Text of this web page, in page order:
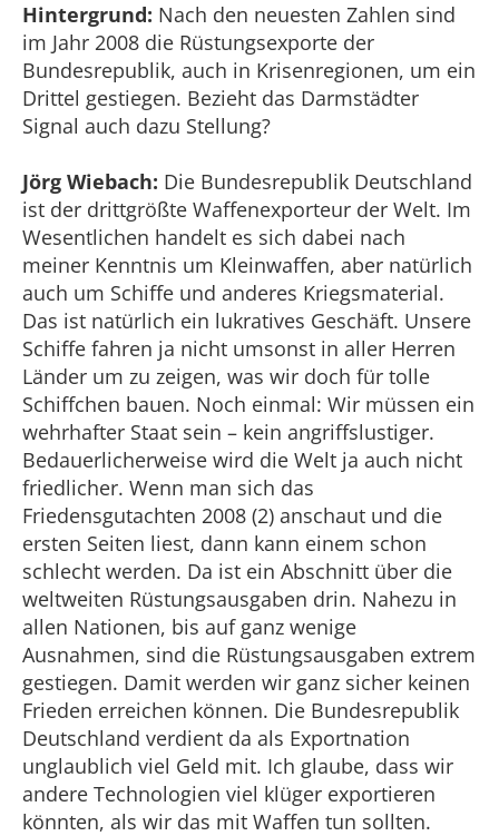
Hintergrund: Nach den neuesten Zahlen sind
im Jahr 2008 die Rüstungsexporte der
Bundesrepublik, auch in Krisenregionen, um ein
Drittel gestiegen. Bezieht das Darmstädter
Signal auch dazu Stellung?
Jörg Wiebach: Die Bundesrepublik Deutschland
ist der drittgrößte Waffenexporteur der Welt. Im
Wesentlichen handelt es sich dabei nach
meiner Kenntnis um Kleinwaffen, aber natürlich
auch um Schiffe und anderes Kriegsmaterial.
Das ist natürlich ein lukratives Geschäft. Unsere
Schiffe fahren ja nicht umsonst in aller Herren
Länder um zu zeigen, was wir doch für tolle
Schiffchen bauen. Noch einmal: Wir müssen ein
wehrhafter Staat sein – kein angriffslustiger.
Bedauerlicherweise wird die Welt ja auch nicht
friedlicher. Wenn man sich das
Friedensgutachten 2008 (2) anschaut und die
ersten Seiten liest, dann kann einem schon
schlecht werden. Da ist ein Abschnitt über die
weltweiten Rüstungsausgaben drin. Nahezu in
allen Nationen, bis auf ganz wenige
Ausnahmen, sind die Rüstungsausgaben extrem
gestiegen. Damit werden wir ganz sicher keinen
Frieden erreichen können. Die Bundesrepublik
Deutschland verdient da als Exportnation
unglaublich viel Geld mit. Ich glaube, dass wir
andere Technologien viel klüger exportieren
könnten, als wir das mit Waffen tun sollten.